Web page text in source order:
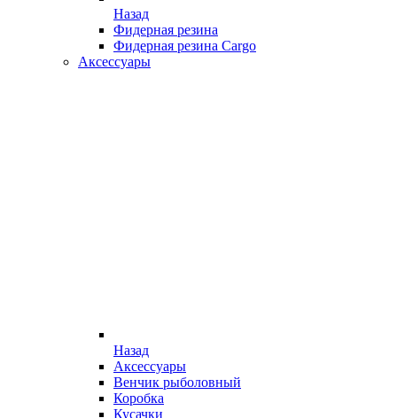
Назад
Фидерная резина
Фидерная резина Cargo
Аксессуары
Назад
Аксессуары
Венчик рыболовный
Коробка
Кусачки